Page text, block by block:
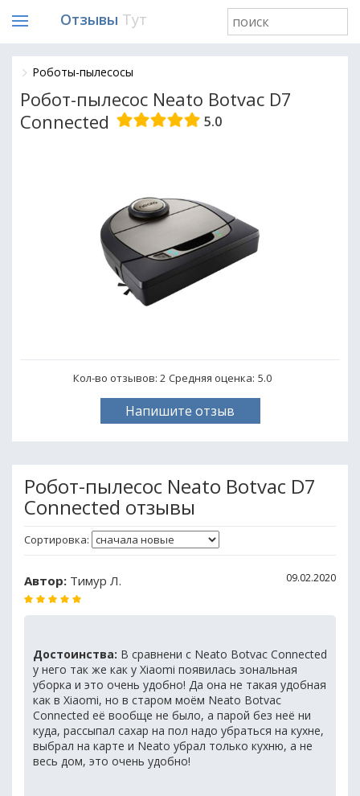
Отзывы Тут
Роботы-пылесосы
Робот-пылесос Neato Botvac D7
Connected
5.0
Кол-во отзывов: 2 Средняя оценка: 5.0
Напишите отзыв
Робот-пылесос Neato Botvac D7
Connected отзывы
Сортировка:
Автор: Тимур Л. 09.02.2020
Достоинства: В сравнени с Neato Botvac Connected
у него так же как у Xiaomi появилась зональная
уборка и это очень удобно! Да она не такая удобная
как в Xiaomi, но в старом моём Neato Botvac
Connected её вообще не было, а парой без неё ни
куда, рассыпал сахар на пол надо убраться на кухне,
выбрал на карте и Neato убрал только кухню, а не
весь дом, это очень удобно!